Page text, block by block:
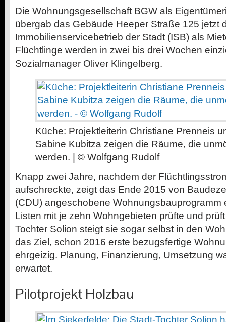
Die Wohnungsgesellschaft BGW als
übergab das Gebäude Heeper Straße 125 jetzt
Immobilienservicebetrieb der Stadt (ISB) als
Flüchtlinge werden in zwei bis drei Wochen
Sozialmanager Oliver Klingelberg.
Küche: Projektleiterin Christiane Prenneis
Sabine Kubitza zeigen die Räume, die
werden. | © Wolfgang Rudolf
Knapp zwei Jahre, nachdem der
aufschreckte, zeigt das Ende 2015 von
(CDU) angeschobene Wohnungsbauprogramm
Listen mit je zehn Wohngebieten prüfte und
Tochter Solion steigt sie sogar selbst in den
das Ziel, schon 2016 erste bezugsfertige
ehrgeizig. Planung, Finanzierung, Umsetzung
erwartet.
Pilotprojekt Holzbau